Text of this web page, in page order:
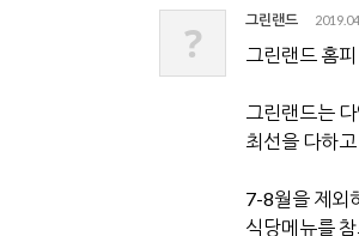
? 그린랜드
그린랜드 홈
그린랜드는
최선을 다하
7-8월을 제외
식당메뉴를